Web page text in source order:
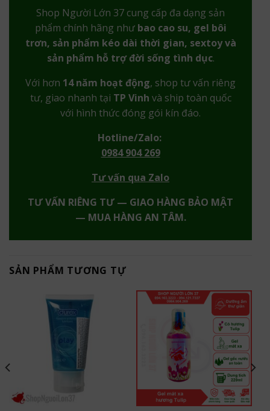
Shop Người Lớn 37 cung cấp đa dạng sản
phẩm chính hãng như bao cao su, gel bôi
trơn, sản phẩm kéo dài thời gian, sextoy và
sản phẩm hỗ trợ đời sống tình dục.
Với hơn 14 năm hoạt động, shop tư vấn riêng
tư, giao nhanh tại TP Vinh và ship toàn quốc
với hình thức đóng gói kín đáo.
Hotline/Zalo:
0984 904 269
Tư vấn qua Zalo
TƯ VẤN RIÊNG TƯ — GIAO HÀNG BẢO MẬT
— MUA HÀNG AN TÂM.
SẢN PHẨM TƯƠNG TỰ